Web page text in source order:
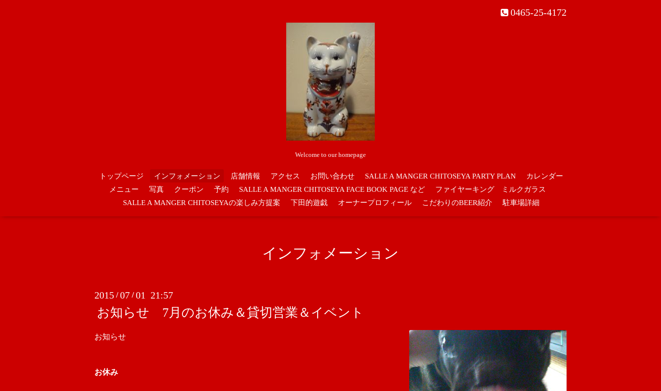
0465-25-4172
Welcome to our homepage
トップページ インフォメーション 店舗情報 アクセス お問い合わせ SALLE A MANGER CHITOSEYA PARTY PLAN
カレンダー
メニュー
写真 クーポン 予約 SALLE A MANGER CHITOSEYA FACE BOOK PAGE など
ファイヤーキング ミルクガラス
SALLE A MANGER CHITOSEYAの楽しみ方提案
下田的遊戯 オーナープロフィール こだわりのBEER紹介 駐車場詳細
インフォメーション
2015 /07 /01 21:57
お知らせ 7月のお休み＆貸切営業＆イベント
お知らせ
お休み